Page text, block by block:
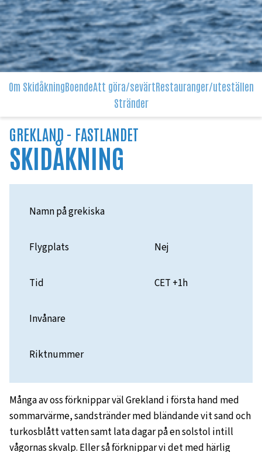
Om SkidåkningBoendeAtt göra/sevärtRestauranger/uteställen
Stränder
GREKLAND - FASTLANDET
SKIDÅKNING
Namn på grekiska
Flygplats Nej
Tid CET +1h
Invånare
Riktnummer
Många av oss förknippar väl Grekland i första hand med
sommarvärme, sandstränder med bländande vit sand och
turkosblått vatten samt lata dagar på en solstol intill
vågornas skvalp. Eller så förknippar vi det med härlig